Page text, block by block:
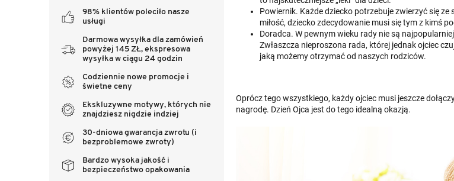
98% klientów poleciło nasze
usługi
Darmowa wysyłka dla zamówień
powyżej 145 ZŁ, ekspresowa
wysyłka w ciągu 24 godzin
Codziennie nowe promocje i
świetne ceny
Ekskluzywne motywy, których nie
znajdziesz nigdzie indziej
30-dniowa gwarancja zwrotu (i
bezproblemowe zwroty)
Bardzo wysoka jakość i
bezpieczeństwo opakowania
Powiernik. Każde dziecko potrzebuje zwierzyć się
miłość, dziecko zdecydowanie musi się tym z kimś
Doradca. W pewnym wieku rady nie są
Zwłaszcza nieproszona rada, której jednak ojciec
jaką możemy otrzymać od naszych rodziców.
Oprócz tego wszystkiego, każdy ojciec musi jeszcze
nagrodę. Dzień Ojca jest do tego idealną okazją.